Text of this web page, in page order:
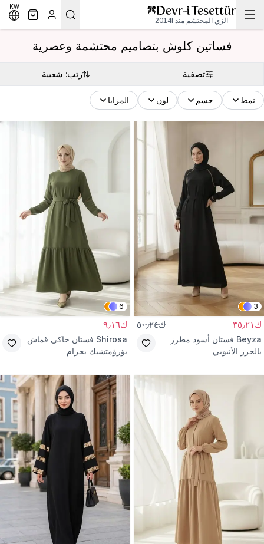
الزي المحتشم منذ 2014l
KW
فساتين كلوش بتصاميم محتشمة وعصرية
تصفية رتب: شعبية
نمط جسم لون المزايا
3
ك٣٥٫٢١ ك٥٠٫٢٤
Beyza فستان أسود مطرز
بالخرز الأنبوبي
6
ك٩٫١٦
Shirosa فستان خاكي قماش
بؤرؤمتشيك بحزام